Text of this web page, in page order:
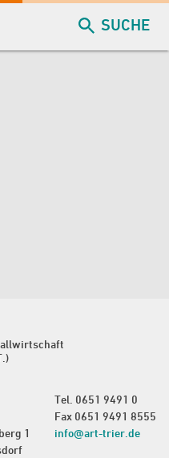
SUCHE
1
Tel. 0651 9491 0
Fax 0651 9491 8555
info@art-trier.de